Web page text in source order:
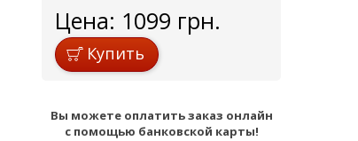
Цена: 1099 грн.
Купить
Вы можете оплатить заказ онлайн
с помощью банковской карты!